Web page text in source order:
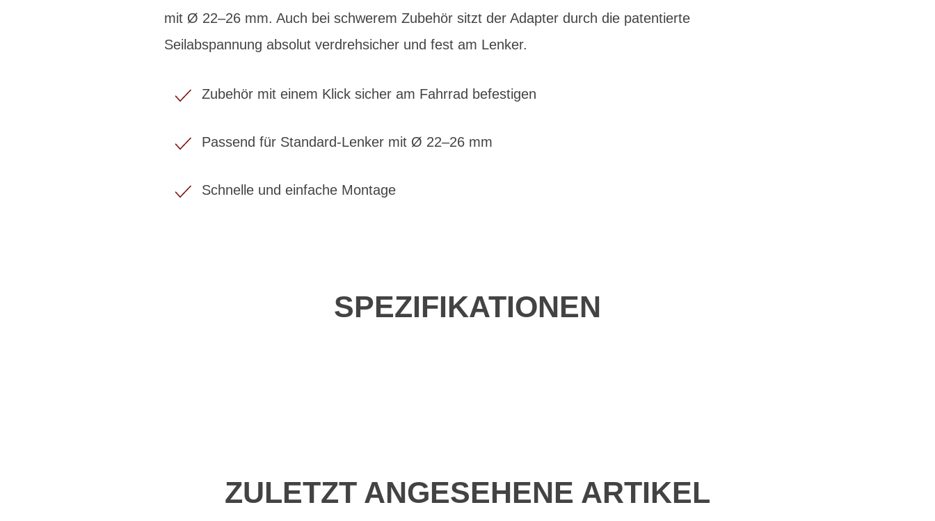
mit Ø 22–26 mm. Auch bei schwerem Zubehör sitzt der Adapter durch die patentierte
Seilabspannung absolut verdrehsicher und fest am Lenker.
Zubehör mit einem Klick sicher am Fahrrad befestigen
Passend für Standard-Lenker mit Ø 22–26 mm
Schnelle und einfache Montage
SPEZIFIKATIONEN
ZULETZT ANGESEHENE ARTIKEL